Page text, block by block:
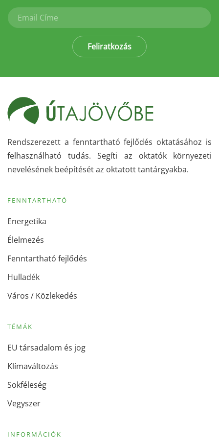
Feliratkozás
Rendszerezett a fenntartható fejlődés oktatásához is
felhasználható tudás. Segíti az oktatók környezeti
nevelésének beépítését az oktatott tantárgyakba.
FENNTARTHATÓ
Energetika
Élelmezés
Fenntartható fejlődés
Hulladék
Város / Közlekedés
TÉMÁK
EU társadalom és jog
Klímaváltozás
Sokféleség
Vegyszer
INFORMÁCIÓK